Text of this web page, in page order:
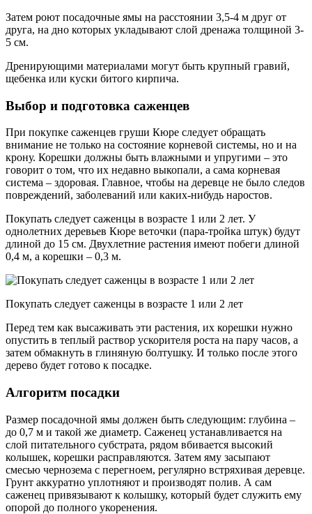
Затем роют посадочные ямы на расстоянии 3,5-4 м друг от
друга, на дно которых укладывают слой дренажа толщиной 3-
5 см.
Дренирующими материалами могут быть крупный гравий,
щебенка или куски битого кирпича.
Выбор и подготовка саженцев
При покупке саженцев груши Кюре следует обращать
внимание не только на состояние корневой системы, но и на
крону. Корешки должны быть влажными и упругими – это
говорит о том, что их недавно выкопали, а сама корневая
система – здоровая. Главное, чтобы на деревце не было следов
повреждений, заболеваний или каких-нибудь наростов.
Покупать следует саженцы в возрасте 1 или 2 лет. У
однолетних деревьев Кюре веточки (пара-тройка штук) будут
длиной до 15 см. Двухлетние растения имеют побеги длиной
0,4 м, а корешки – 0,3 м.
Покупать следует саженцы в возрасте 1 или 2 лет
Перед тем как высаживать эти растения, их корешки нужно
опустить в теплый раствор ускорителя роста на пару часов, а
затем обмакнуть в глиняную болтушку. И только после этого
дерево будет готово к посадке.
Алгоритм посадки
Размер посадочной ямы должен быть следующим: глубина –
до 0,7 м и такой же диаметр. Саженец устанавливается на
слой питательного субстрата, рядом вбивается высокий
колышек, корешки расправляются. Затем яму засыпают
смесью чернозема с перегноем, регулярно встряхивая деревце.
Грунт аккуратно уплотняют и производят полив. А сам
саженец привязывают к колышку, который будет служить ему
опорой до полного укоренения.